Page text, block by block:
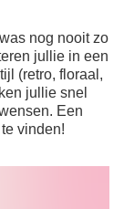
nog nooit zo
jullie in een
(retro, floraal,
jullie snel
Een
vinden!